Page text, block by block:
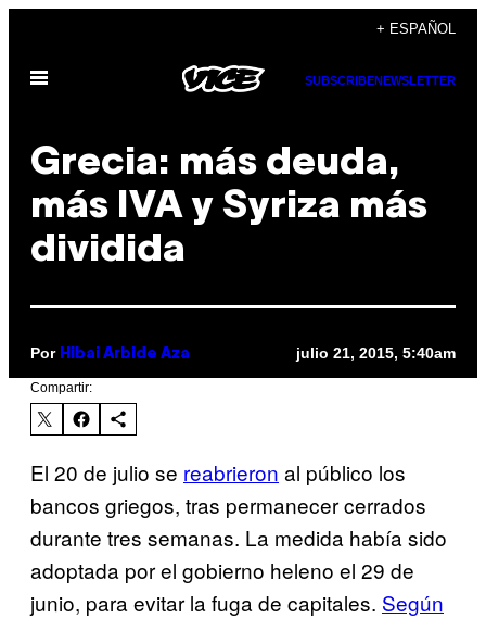
contenido
+ ESPAÑOL
Abrir
SUBSCRIBENEWSLETTER
Grecia: más deuda,
más IVA y Syriza más
dividida
Por Hibai Arbide Aza julio 21, 2015, 5:40am
Compartir:
El 20 de julio se reabrieron al público los
bancos griegos, tras permanecer cerrados
durante tres semanas. La medida había sido
adoptada por el gobierno heleno el 29 de
junio, para evitar la fuga de capitales. Según